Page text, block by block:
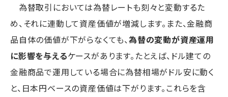
為替取引においては為替レートも刻々と変動するた
め、それに連動して資産価値が増減します。また、金融商
品自体の価値が下がらなくても、為替の変動が資産運用
に影響を与えるケースがあります。たとえば、ドル建ての
金融商品で運用している場合に為替相場がドル安に動く
と、日本円ベースの資産価値は下がります。これらを含